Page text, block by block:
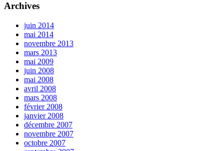
Archives
juin 2014
mai 2014
novembre 2013
mars 2013
mai 2009
juin 2008
mai 2008
avril 2008
mars 2008
février 2008
janvier 2008
décembre 2007
novembre 2007
octobre 2007